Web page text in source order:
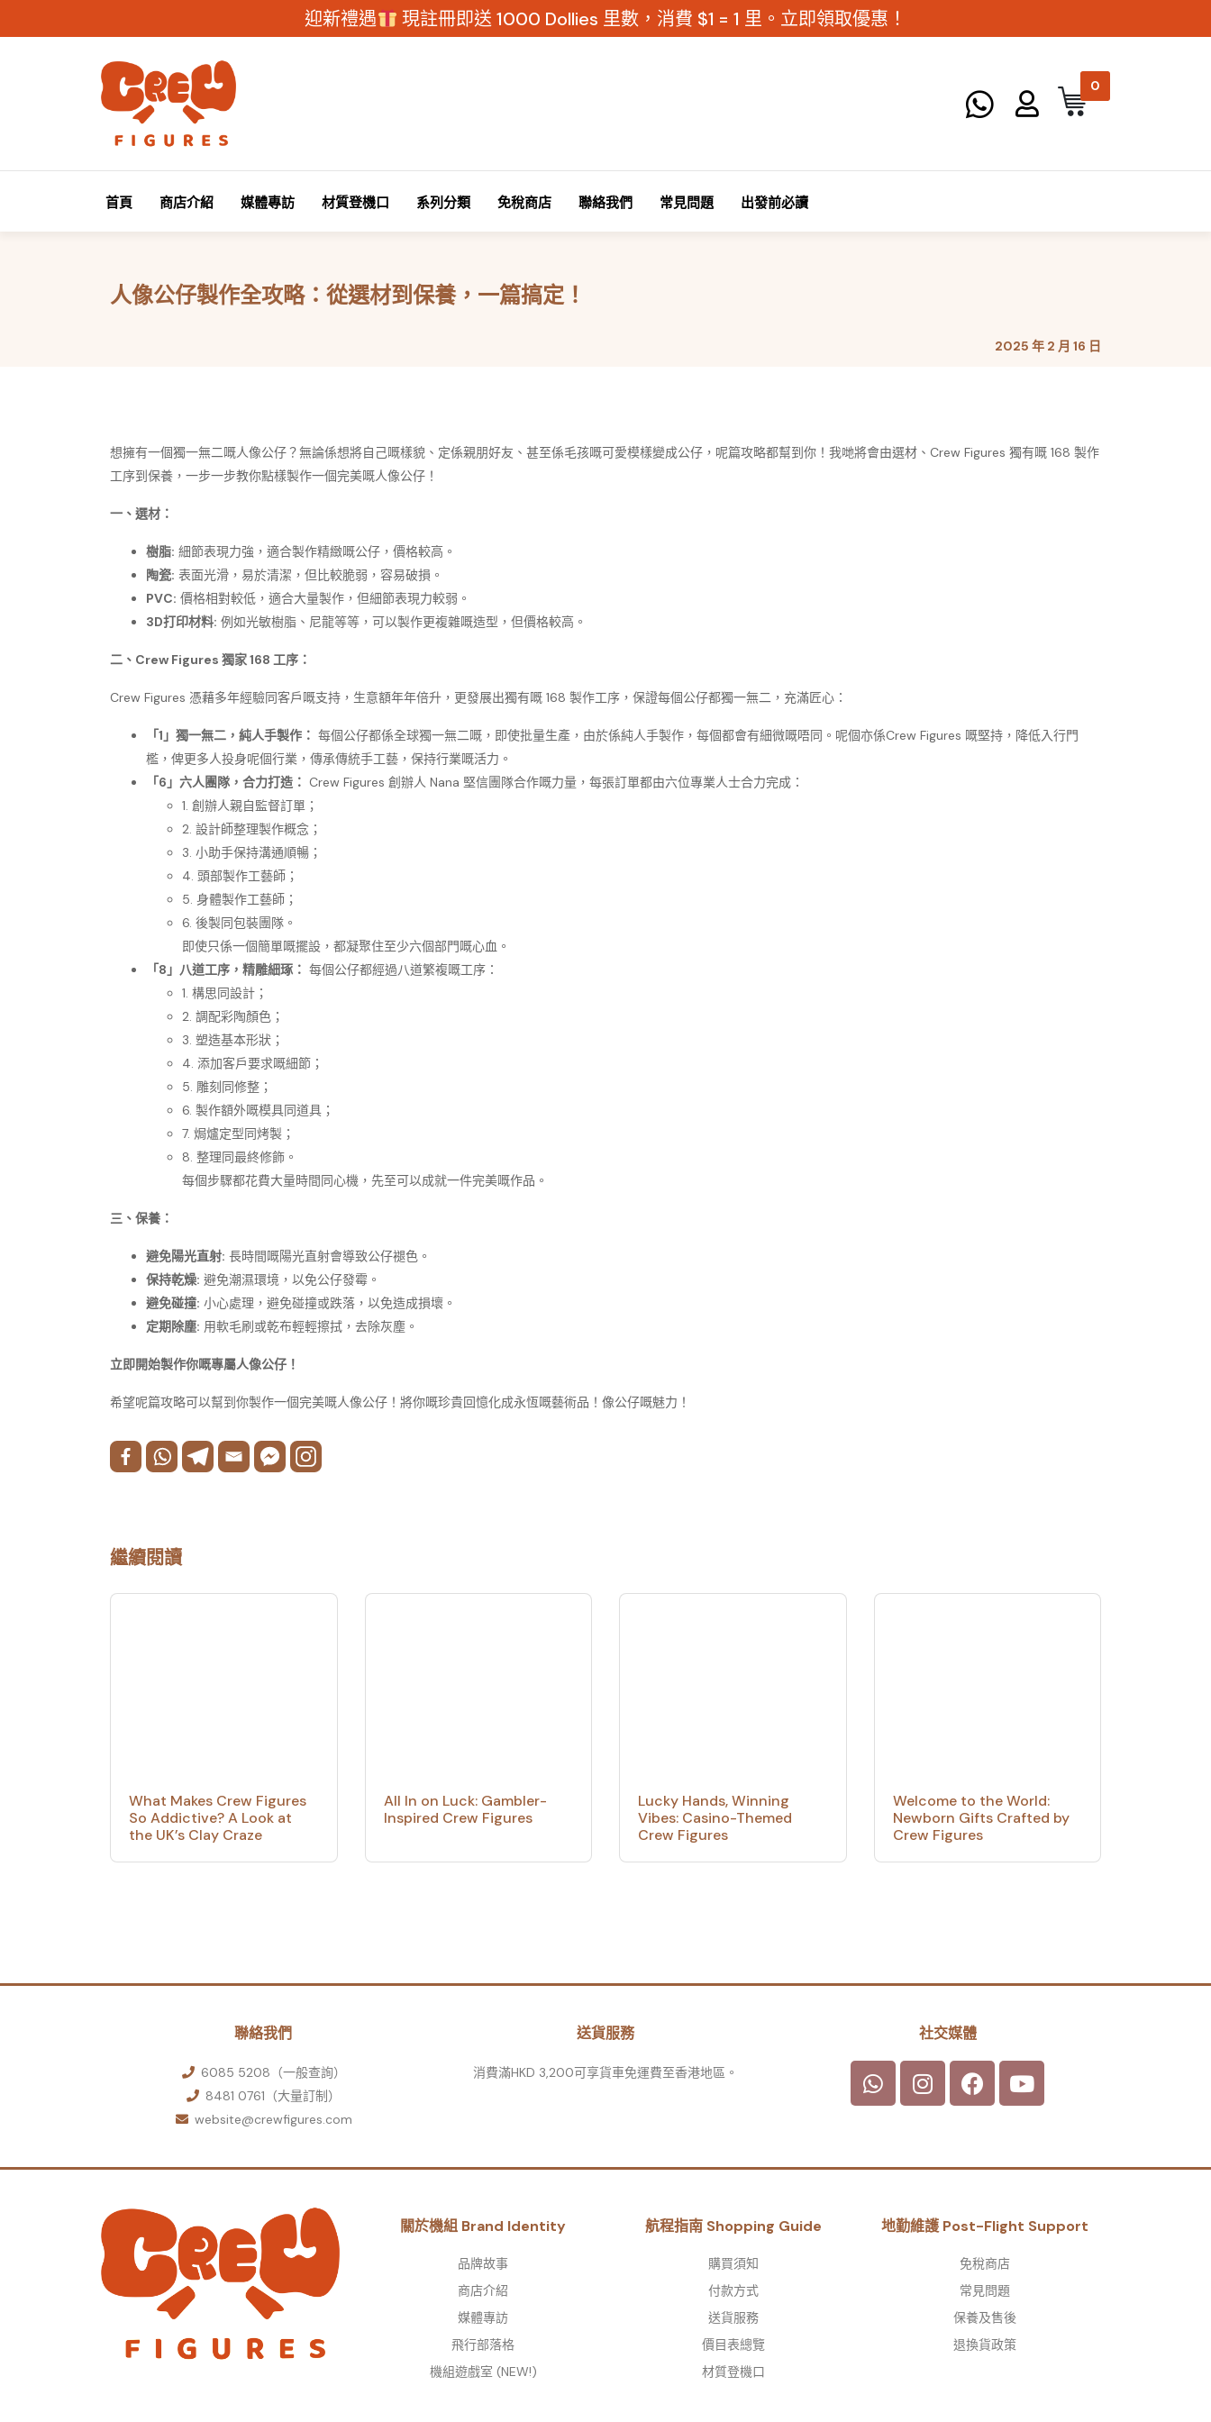
迎新禮遇 現註冊即送 1000 Dollies 里數，消費 $1 = 1 里。立即領取優惠！
0
首頁 商店介紹 媒體專訪 材質登機口 系列分類 免稅商店 聯絡我們 常見問題 出發前必讀
人像公仔製作全攻略：從選材到保養，一篇搞定！
2025 年 2 月 16 日
想擁有一個獨一無二嘅人像公仔？無論係想將自己嘅樣貌、定係親朋好友、甚至係毛孩嘅可愛模樣變成公仔，呢篇攻略都幫到你！我哋將會由選材、Crew Figures 獨有嘅 168 製作
工序到保養，一步一步教你點樣製作一個完美嘅人像公仔！
一、選材：
樹脂: 細節表現力強，適合製作精緻嘅公仔，價格較高。
陶瓷: 表面光滑，易於清潔，但比較脆弱，容易破損。
PVC: 價格相對較低，適合大量製作，但細節表現力較弱。
3D打印材料: 例如光敏樹脂、尼龍等等，可以製作更複雜嘅造型，但價格較高。
二、Crew Figures 獨家 168 工序：
Crew Figures 憑藉多年經驗同客戶嘅支持，生意額年年倍升，更發展出獨有嘅 168 製作工序，保證每個公仔都獨一無二，充滿匠心：
「1」獨一無二，純人手製作： 每個公仔都係全球獨一無二嘅，即使批量生產，由於係純人手製作，每個都會有細微嘅唔同。呢個亦係Crew Figures 嘅堅持，降低入行門
檻，俾更多人投身呢個行業，傳承傳統手工藝，保持行業嘅活力。
「6」六人團隊，合力打造： Crew Figures 創辦人 Nana 堅信團隊合作嘅力量，每張訂單都由六位專業人士合力完成：
1. 創辦人親自監督訂單；
2. 設計師整理製作概念；
3. 小助手保持溝通順暢；
4. 頭部製作工藝師；
5. 身體製作工藝師；
6. 後製同包裝團隊。
即使只係一個簡單嘅擺設，都凝聚住至少六個部門嘅心血。
「8」八道工序，精雕細琢： 每個公仔都經過八道繁複嘅工序：
1. 構思同設計；
2. 調配彩陶顏色；
3. 塑造基本形狀；
4. 添加客戶要求嘅細節；
5. 雕刻同修整；
6. 製作額外嘅模具同道具；
7. 焗爐定型同烤製；
8. 整理同最終修飾。
每個步驟都花費大量時間同心機，先至可以成就一件完美嘅作品。
三、保養：
避免陽光直射: 長時間嘅陽光直射會導致公仔褪色。
保持乾燥: 避免潮濕環境，以免公仔發霉。
避免碰撞: 小心處理，避免碰撞或跌落，以免造成損壞。
定期除塵: 用軟毛刷或乾布輕輕擦拭，去除灰塵。
立即開始製作你嘅專屬人像公仔！
希望呢篇攻略可以幫到你製作一個完美嘅人像公仔！將你嘅珍貴回憶化成永恆嘅藝術品！像公仔嘅魅力！
繼續閱讀
What Makes Crew Figures
So Addictive? A Look at
the UK’s Clay Craze
All In on Luck: Gambler-
Inspired Crew Figures
Lucky Hands, Winning
Vibes: Casino-Themed
Crew Figures
Welcome to the World:
Newborn Gifts Crafted by
Crew Figures
聯絡我們
6085 5208（一般查詢）
8481 0761（大量訂制）
website@crewfigures.com
送貨服務
消費滿HKD 3,200可享貨車免運費至香港地區。
社交媒體
關於機組 Brand Identity
品牌故事​
商店介紹
媒體專訪
飛行部落格
機組遊戲室 (NEW!)
航程指南 Shopping Guide
購買須知
付款方式
送貨服務
價目表總覽
材質登機口
地勤維護 Post-Flight Support
免稅商店
常見問題
保養及售後
退換貨政策